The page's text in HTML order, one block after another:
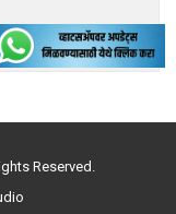
Reserved.